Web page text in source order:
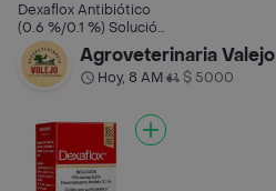
Dexaflox Antibiótico
(0.6 %/0.1 %) Solución
para Perros-Gatos y
Equinos
Agroveterinaria Valejo
Hoy, 8 AM• $ 5000